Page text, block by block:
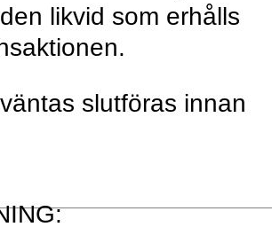
likvid som erhålls
slutföras innan